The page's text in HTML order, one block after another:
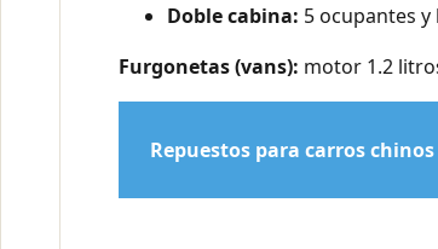
Doble cabina: 5 ocupantes
Furgonetas (vans): motor 1.2
Repuestos para carros